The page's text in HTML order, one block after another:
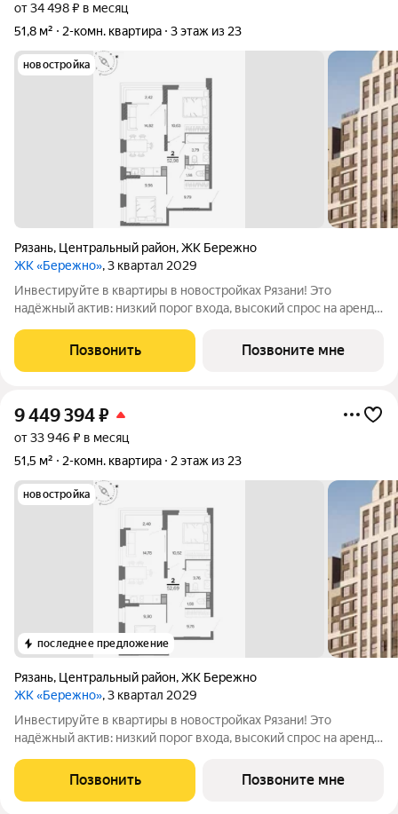
от 34 498 ₽ в месяц
51,8 м²
2-комн. квартира 3 этаж из 23
новостройка
Рязань, Центральный район,ЖК Бережно
ЖК «Бережно», 3 квартал 2029
Инвестируйте в квартиры в новостройках Рязани! Это
надёжный актив: низкий порог входа, высокий спрос на аренду
Жилой квартал «Бережно» это проект класса Бизнес,
созданный с уважением к городу и
Позвонить Позвоните мне
9 449 394₽
от 33 946 ₽ в месяц
51,5 м²
2-комн. квартира 2 этаж из 23
новостройка
последнее предложение
Рязань, Центральный район,ЖК Бережно
ЖК «Бережно», 3 квартал 2029
Инвестируйте в квартиры в новостройках Рязани! Это
надёжный актив: низкий порог входа, высокий спрос на аренду
Жилой квартал «Бережно» это проект класса Бизнес,
созданный с уважением к городу и
Позвонить Позвоните мне